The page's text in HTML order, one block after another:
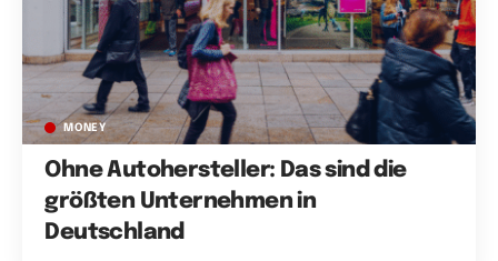
MONEY
Ohne Autohersteller: Das sind die
größten Unternehmen in
Deutschland